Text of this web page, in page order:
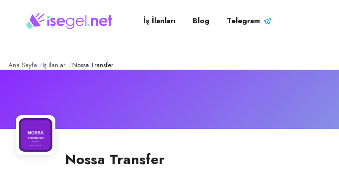
Transfer – Şirket Profili
Nossa Transfer, İstanbul geneli ve şehir dışı yolcu transfer hizmeti sunan bir taşımacılık işletmesidir.
pozisyonlar İş İlanları Blog Telegram
Ana Sayfa İş İlanları Nossa Transfer
Nossa Transfer